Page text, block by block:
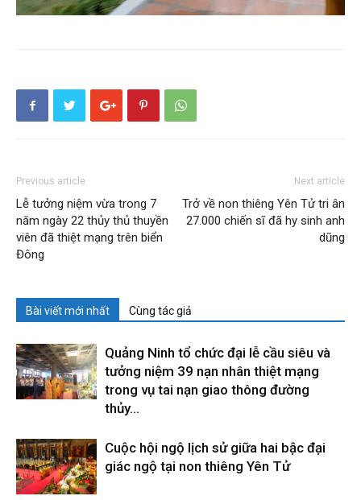
Previous article
Lễ tưởng niệm vừa trong 7
năm ngày 22 thủy thủ thuyền
viên đã thiệt mạng trên biển
Đông
Next article
Trở về non thiêng Yên Tử tri ân
27.000 chiến sĩ đã hy sinh anh
dũng
Bài viết mới nhất Cùng tác giả
Quảng Ninh tổ chức đại lễ cầu siêu và
tưởng niệm 39 nạn nhân thiệt mạng
trong vụ tai nạn giao thông đường
thủy...
Cuộc hội ngộ lịch sử giữa hai bậc đại
giác ngộ tại non thiêng Yên Tử